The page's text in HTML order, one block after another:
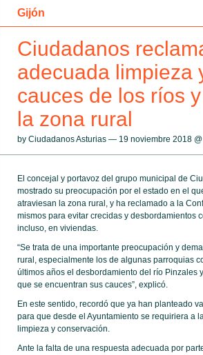
Gijón
Ciudadanos
adecuada limpieza
cauces de los ríos
la zona rural
by Ciudadanos Asturias — 19 noviembre 2018 @
El concejal y portavoz del grupo municipal de
mostrado su preocupación por el estado en el
atraviesan la zona rural, y ha reclamado a la
mismos para evitar crecidas y desbordamientos
incluso, en viviendas.
“Se trata de una importante preocupación y
rural, especialmente los de algunas parroquias
últimos años el desbordamiento del río Pinzales
que se encuentran sus cauces”, explicó.
En este sentido, recordó que ya han planteado
para que desde el Ayuntamiento se requiriera a
limpieza y conservación.
Ante la falta de una respuesta adecuada por